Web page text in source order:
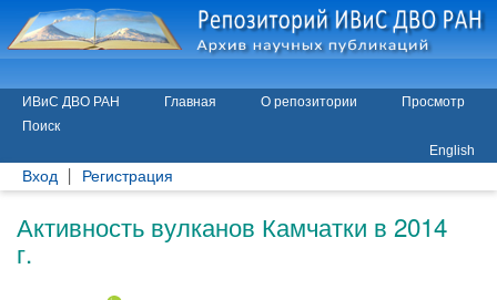
ИВиС ДВО РАН Главная О репозитории
Просмотр
Поиск
English
Вход Регистрация
Активность вулканов Камчатки в 2014
г.